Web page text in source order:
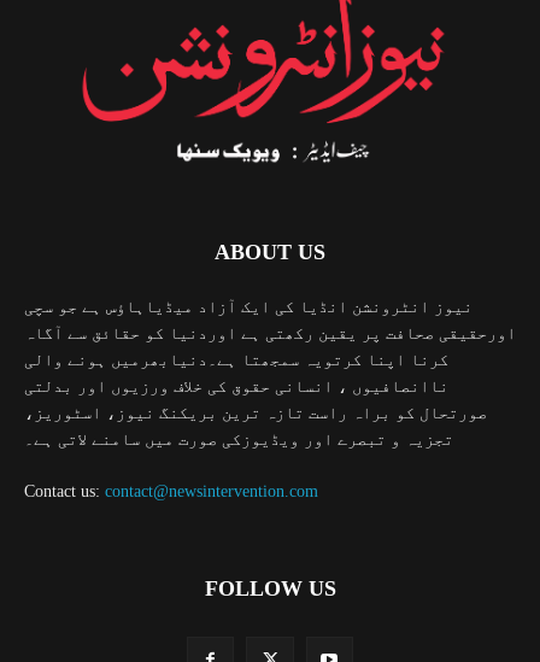
ABOUT US
نیوز انٹرونشن انڈیا کی ایک آزاد میڈیاہاؤس ہے جو سچی
اورحقیقی صحافت پر یقین رکھتی ہے اوردنیا کو حقائق سے آگاہ
کرنا اپنا کرتویہ سمجھتا ہے۔دنیابھرمیں ہونے والی
ناانصافیوں ، انسانی حقوق کی خلاف ورزیوں اور بدلتی
صورتحال کو براہ راست تازہ ترین بریکنگ نیوز، اسٹوریز،
تجزیہ و تبصرے اور ویڈیوزکی صورت میں سامنے لاتی ہے۔
Contact us: contact@newsintervention.com
FOLLOW US